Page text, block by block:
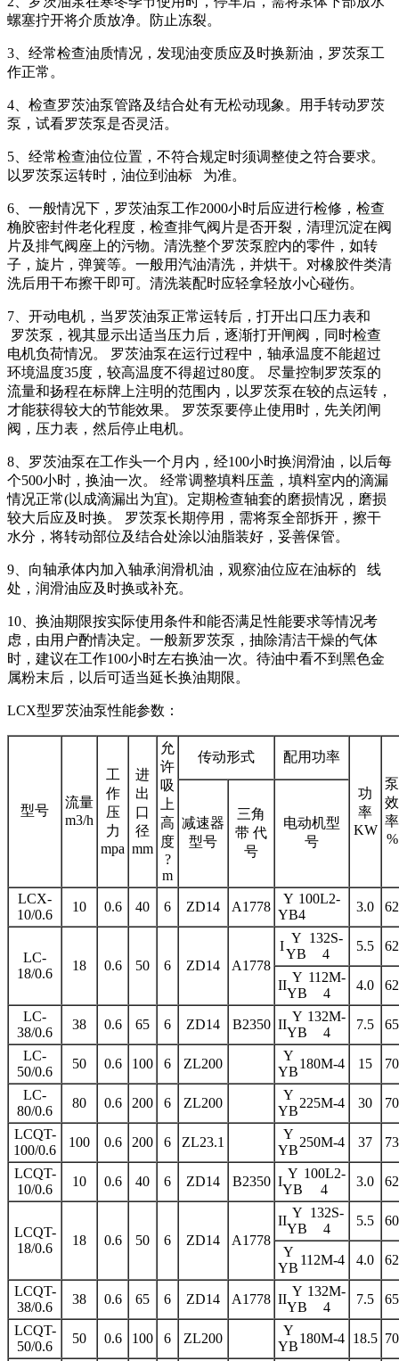
螺塞拧开将介质放净。防止冻裂。
3、经常检查油质情况，发现油变质应及时换新油，罗茨泵工
作正常。
4、检查罗茨油泵管路及结合处有无松动现象。用手转动罗茨
泵，试看罗茨泵是否灵活。
5、经常检查油位位置，不符合规定时须调整使之符合要求。
以罗茨泵运转时，油位到油标 为准。
6、一般情况下，罗茨油泵工作2000小时后应进行检修，检查
桷胶密封件老化程度，检查排气阀片是否开裂，清理沉淀在阀
片及排气阀座上的污物。清洗整个罗茨泵腔内的零件，如转
子，旋片，弹簧等。一般用汽油清洗，并烘干。对橡胶件类清
洗后用干布擦干即可。清洗装配时应轻拿轻放小心碰伤。
7、开动电机，当罗茨油泵正常运转后，打开出口压力表和
罗茨泵，视其显示出适当压力后，逐渐打开闸阀，同时检查
电机负荷情况。 罗茨油泵在运行过程中，轴承温度不能超过
环境温度35度，较高温度不得超过80度。 尽量控制罗茨泵的
流量和扬程在标牌上注明的范围内，以罗茨泵在较的点运转，
才能获得较大的节能效果。 罗茨泵要停止使用时，先关闭闸
阀，压力表，然后停止电机。
8、罗茨油泵在工作头一个月内，经100小时换润滑油，以后每
个500小时，换油一次。 经常调整填料压盖，填料室内的滴漏
情况正常(以成滴漏出为宜)。定期检查轴套的磨损情况，磨损
较大后应及时换。 罗茨泵长期停用，需将泵全部拆开，擦干
水分，将转动部位及结合处涂以油脂装好，妥善保管。
9、向轴承体内加入轴承润滑机油，观察油位应在油标的 线
处，润滑油应及时换或补充。
10、换油期限按实际使用条件和能否满足性能要求等情况考
虑，由用户酌情决定。一般新罗茨泵，抽除清洁干燥的气体
时，建议在工作100小时左右换油一次。待油中看不到黑色金
属粉末后，以后可适当延长换油期限。
LCX型罗茨油泵性能参数：
型号
流量
m3/h
工
作
压
力
mpa
进
出
口
径
mm
允
许
吸
上
高
度
?
m
传动形式 配用功率
功
率
KW
泵
效
率
%
减速器
型号
三角
带 代
号
电动机型
号
LCX-
10/0.6
10 0.6 40 6 ZD14 A1778
Y 100L2-
4
YB
3.0 62
LC-
18/0.6
18 0.6 50 6 ZD14 A1778
I
Y 132S-
4
YB
5.5 62
II
Y 112M-
4
YB
4.0 62
LC-
38/0.6
38 0.6 65 6 ZD14 B2350 II
Y 132M-
4
YB
7.5 65
LC-
50/0.6
50 0.6 100 6 ZL200
Y
180M-4
YB
15 70
LC-
80/0.6
80 0.6 200 6 ZL200
Y
225M-4
YB
30 70
LCQT-
100/0.6
100 0.6 200 6 ZL23.1
Y
250M-4
YB
37 73
LCQT-
10/0.6
10 0.6 40 6 ZD14 B2350 I
Y 100L2-
4
YB
3.0 62
LCQT-
18/0.6
18 0.6 50 6 ZD14 A1778
II
Y 132S-
4
YB
5.5 60
Y
112M-4
YB
4.0 62
LCQT-
38/0.6
38 0.6 65 6 ZD14 A1778 II
Y 132M-
4
YB
7.5 65
LCQT-
50/0.6
50 0.6 100 6 ZL200
Y
180M-4
YB
18.5 70